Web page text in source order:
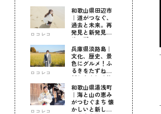
ロコレコ
和歌山県田辺市
｜道がつなぐ、
過去と未来。再
発見と新発見の
待つ街へ
ロコレコ
兵庫県淡路島｜
文化、歴史、景
色にグルメ！ふ
るきをたずねて
新しきを知る旅
ロコレコ
和歌山県湯浅町
｜海と山の恵み
がつむぐまち 懐
かしいと新しい